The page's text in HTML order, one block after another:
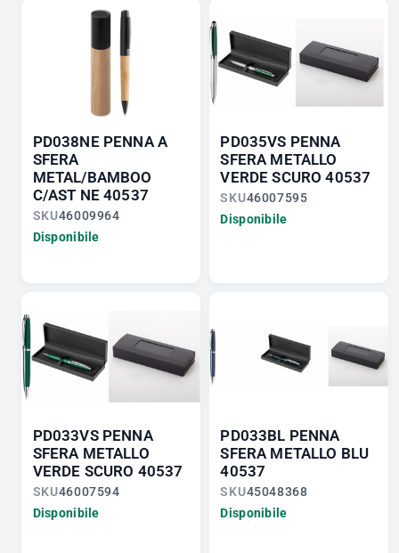
PD038NE PENNA A
SFERA
METAL/BAMBOO
C/AST NE 40537
SKU46009964
Disponibile
PD035VS PENNA
SFERA METALLO
VERDE SCURO 40537
SKU46007595
Disponibile
PD033VS PENNA
SFERA METALLO
VERDE SCURO 40537
SKU46007594
Disponibile
PD033BL PENNA
SFERA METALLO BLU
40537
SKU45048368
Disponibile